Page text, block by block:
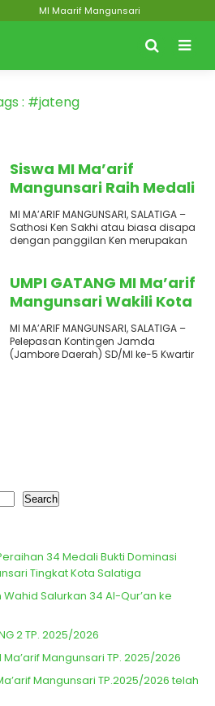
MI Maarif Mangunsari
: #jateng
Siswa MI Ma’arif
Mangunsari Raih Medali
Emas pada O2SN
Tingkat Nasional 2023
Cabor Karate
MI MA’ARIF MANGUNSARI, SALATIGA –
Sathosi Ken Sakhi atau biasa disapa
dengan panggilan Ken merupakan
UMPI GATANG MI Ma’arif
Mangunsari Wakili Kota
Salatiga pada JAMDA
JATENG ke-5
MI MA’ARIF MANGUNSARI, SALATIGA –
Pelepasan Kontingen Jamda
(Jambore Daerah) SD/MI ke-5 Kwartir
Search
34 Medali Bukti Dominasi
Tingkat Kota Salatiga
Salurkan 34 Al-Qur’an ke
2 TP. 2025/2026
Mangunsari TP. 2025/2026
Mangunsari TP.2025/2026 telah